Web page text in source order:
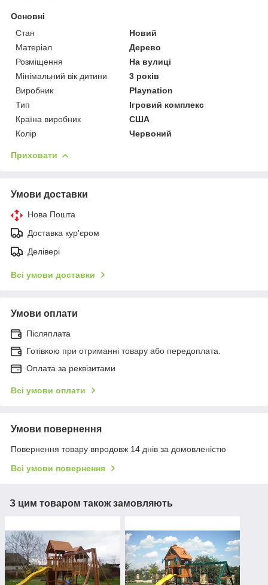
Основні
Стан
Новий
Матеріал
Дерево
Розміщення
На вулиці
Мінімальний вік дитини
3 років
Виробник
Playnation
Тип
Ігровий комплекс
Країна виробник
США
Колір
Червоний
Приховати
Умови доставки
Нова Пошта
Доставка кур'єром
Делівері
Всі умови доставки
Умови оплати
Післяплата
Готівкою при отриманні товару або передоплата.
Оплата за реквізитами
Всі умови оплати
Умови повернення
Повернення товару впродовж 14 днів за домовленістю
Всі умови повернення
З цим товаром також замовляють